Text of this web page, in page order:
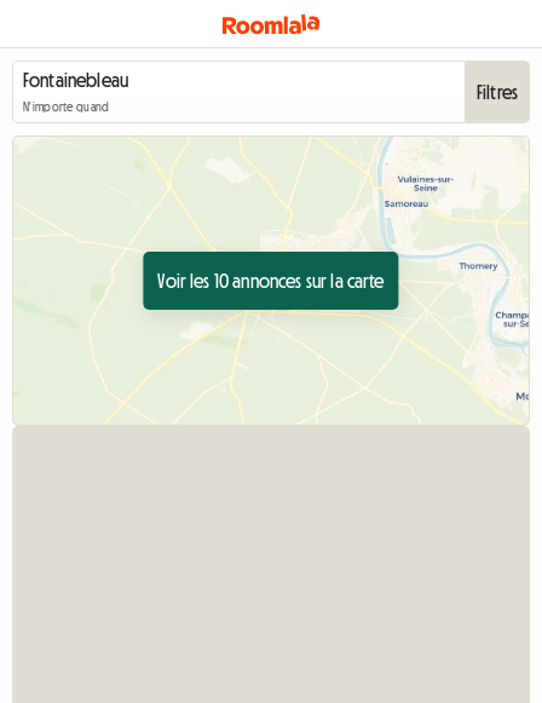
N'importe quand
Filtres
Voir les 10 annonces sur la carte